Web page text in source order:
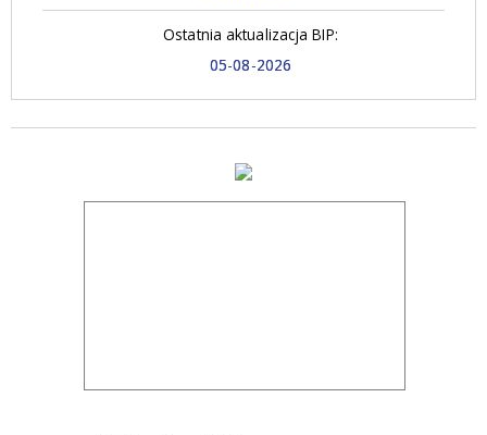
Ostatnia aktualizacja BIP:
05-08-2026